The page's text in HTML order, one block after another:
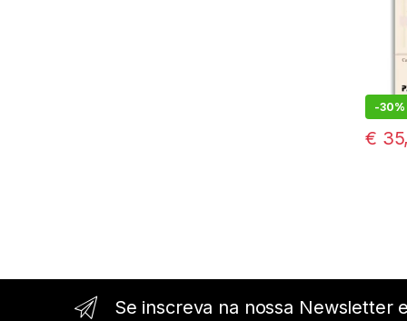
-30%
€
Se inscreva na nossa Newsletter